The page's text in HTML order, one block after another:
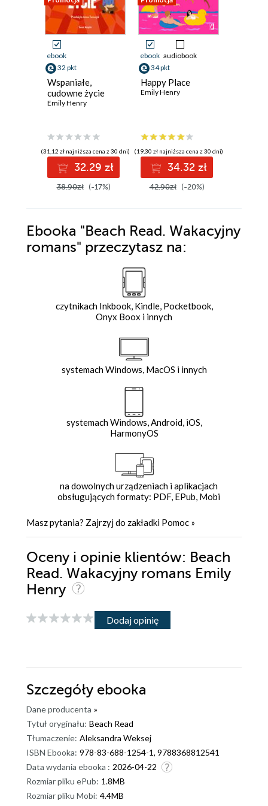
ebook
32 pkt
Wspaniałe,
cudowne życie
Emily Henry
(31,12 zł najniższa cena z 30 dni)
32.29 zł
38.90zł (-17%)
ebook audiobook
34 pkt
Happy Place
Emily Henry
(19,30 zł najniższa cena z 30 dni)
34.32 zł
42.90zł (-20%)
Ebooka "Beach Read. Wakacyjny
romans" przeczytasz na:
czytnikach Inkbook, Kindle, Pocketbook,
Onyx Boox i innych
systemach Windows, MacOS i innych
systemach Windows, Android, iOS,
HarmonyOS
na dowolnych urządzeniach i aplikacjach
obsługujących formaty: PDF, EPub, Mobi
Masz pytania? Zajrzyj do zakładki Pomoc »
Oceny i opinie klientów: Beach
Read. Wakacyjny romans Emily
Henry
Dodaj opinię
Szczegóły ebooka
Dane producenta »
Tytuł oryginału: Beach Read
Tłumaczenie: Aleksandra Weksej
ISBN Ebooka: 978-83-688-1254-1, 9788368812541
Data wydania ebooka : 2026-04-22
Rozmiar pliku ePub: 1.8MB
Rozmiar pliku Mobi: 4.4MB